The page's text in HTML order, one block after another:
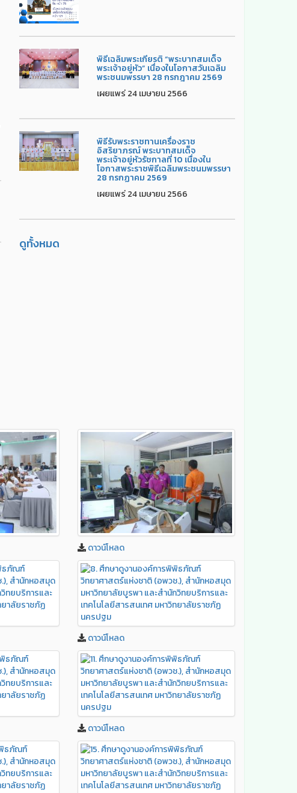
พิธีเฉลิมพระเกียรติ “พระบาทสมเด็จ
พระเจ้าอยู่หัว” เนื่องในโอกาสวันเฉลิม
พระชนมพรรษา 28 กรกฎาคม 2569
เผยแพร่ 24 เมษายน 2566
พิธีรับพระราชทานเครื่องราช
อิสริยาภรณ์ พระบาทสมเด็จ
พระเจ้าอยู่หัวรัชกาลที่ 10 เนื่องใน
โอกาสพระราชพิธีเฉลิมพระชนมพรรษา
28 กรกฏาคม 2569
เผยแพร่ 24 เมษายน 2566
ดูทั้งหมด
ดาวน์โหลด
ดาวน์โหลด
ดาวน์โหลด